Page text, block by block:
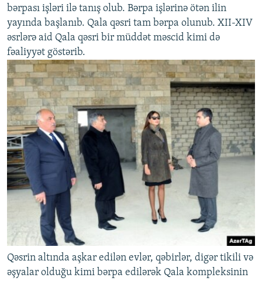
bərpası işləri ilə tanış olub. Bərpa işlərinə ötən ilin
yayında başlanıb. Qala qəsri tam bərpa olunub. XII-XIV
əsrlərə aid Qala qəsri bir müddət məscid kimi də
fəaliyyət göstərib.
Qəsrin altında aşkar edilən evlər, qəbirlər, digər tikili və
əşyalar olduğu kimi bərpa edilərək Qala kompleksinin